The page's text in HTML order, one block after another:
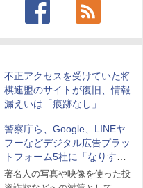
不正アクセスを受けていた将
棋連盟のサイトが復旧、情報
漏えいは「痕跡なし」
警察庁ら、Google、LINEヤ
フーなどデジタル広告プラッ
トフォーム5社に「なりすま
し詐欺広告」対策強化を要請
著名人の写真や映像を使った投